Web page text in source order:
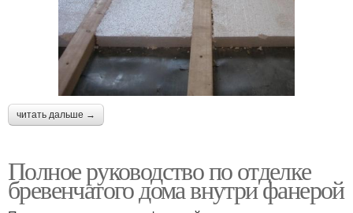
читать дальше →
Полное руководство по отделке
бревенчатого дома внутри фанерой